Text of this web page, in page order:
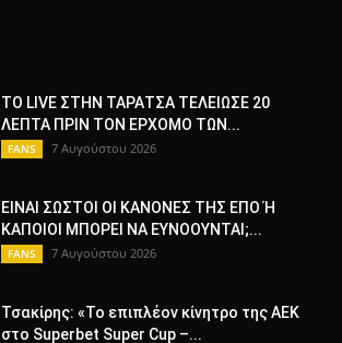
ΤΟ LIVE ΣΤΗΝ ΤΑΡΑΤΣΑ ΤΕΛΕΙΩΣΕ 20
ΛΕΠΤΑ ΠΡΙΝ ΤΟΝ ΕΡΧΟΜΟ ΤΩΝ...
FANS 7 Αυγούστου 2026
ΕΙΝΑΙ ΣΩΣΤΟΙ ΟΙ ΚΑΝΟΝΕΣ ΤΗΣ ΕΠΟ Ή
ΚΑΠΟΙΟΙ ΜΠΟΡΕΙ ΝΑ ΕΥΝΟΟΥΝΤΑΙ;...
FANS 7 Αυγούστου 2026
Τσακίρης: «Το επιπλέον κίνητρο της ΑΕΚ
στο Superbet Super Cup –...